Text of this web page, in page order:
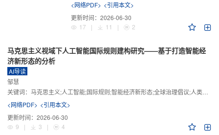
<网络PDF> <引用本文>
更新时间： 2026-06-30
17
| 11 | 2
马克思主义视域下人工智能国际规则建构研究——基于打造智能经
济新形态的分析
AI导读
邹慧
关键词： 马克思主义;人工智能;国际规则;智能经济新形态;全球治理倡议;人类命运共同体
<网络PDF> <引用本文>
更新时间： 2026-06-30
9
| 3 | 4